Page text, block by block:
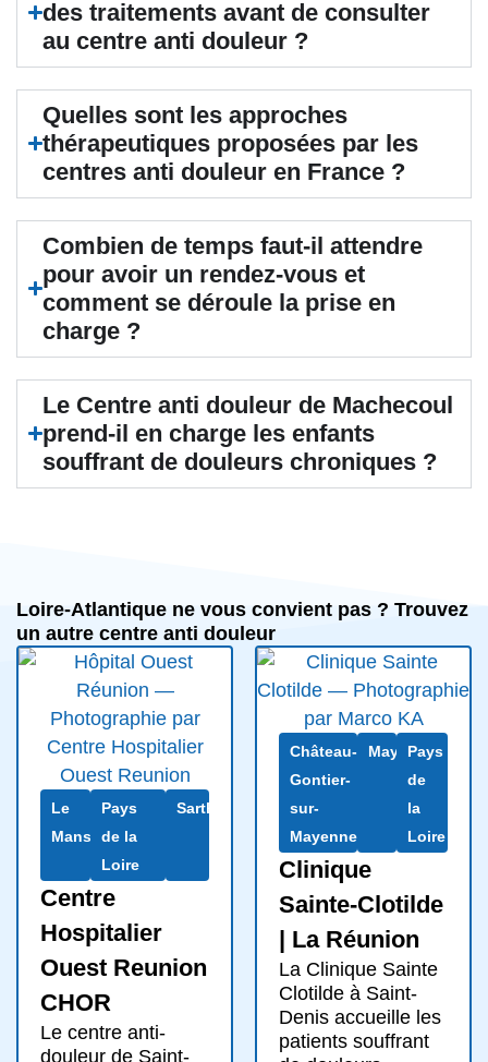
des traitements avant de consulter
au centre anti douleur ?
Quelles sont les approches
thérapeutiques proposées par les
centres anti douleur en France ?
Combien de temps faut-il attendre
pour avoir un rendez-vous et
comment se déroule la prise en
charge ?
Le Centre anti douleur de Machecoul
prend-il en charge les enfants
souffrant de douleurs chroniques ?
Loire-Atlantique ne vous convient pas ? Trouvez
un autre centre anti douleur
Le
Mans
Pays
de la
Loire
Sarthe
Centre
Hospitalier
Ouest Reunion
CHOR
Le centre anti-
douleur de Saint-
Château-
Gontier-
sur-
Mayenne
Mayenne
Pays
de
la
Loire
Clinique
Sainte-Clotilde
| La Réunion
La Clinique Sainte
Clotilde à Saint-
Denis accueille les
patients souffrant